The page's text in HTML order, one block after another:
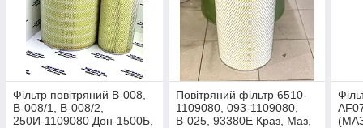
Фільтр повітряний В-008,
В-008/1, В-008/2,
250И-1109080 Дон-1500Б,
Повітряний фільтр 6510-
1109080, 093-1109080,
В-025, 93380E Краз, Маз,